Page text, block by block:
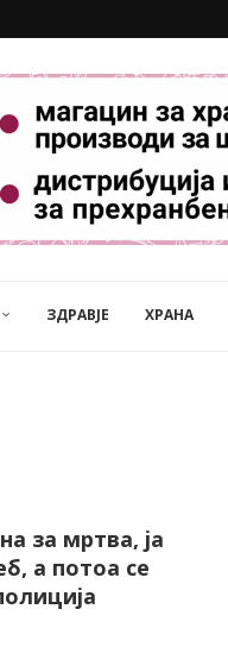
ЗДРАВЈЕ ХРАНА
за мртва, ја
а потоа се